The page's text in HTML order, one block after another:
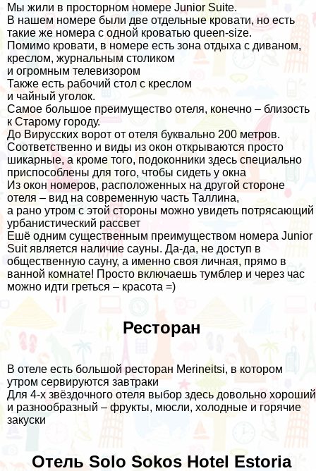
Мы жили в просторном номере Junior Suite.
В нашем номере были две отдельные кровати, но есть
такие же номера с одной кроватью queen-size.
Помимо кровати, в номере есть зона отдыха с диваном,
креслом, журнальным столиком
и огромным телевизором
Также есть рабочий стол с креслом
и чайный уголок.
Самое большое преимущество отеля, конечно – близость
к Старому городу.
До Вирусских ворот от отеля буквально 200 метров.
Соответственно и виды из окон открываются просто
шикарные, а кроме того, подоконники здесь специально
приспособлены для того, чтобы сидеть у окна
Из окон номеров, расположенных на другой стороне
отеля – вид на современную часть Таллина,
а рано утром с этой стороны можно увидеть потрясающий
урбанистический рассвет
Ешё одним существенным преимуществом номера Junior
Suit является наличие сауны. Да-да, не доступ в
общественную сауну, а именно своя личная, прямо в
ванной комнате! Просто включаешь тумблер и через час
можно идти греться – красота =)
Ресторан
В отеле есть большой ресторан Merineitsi, в котором
утром сервируются завтраки
Для 4-х звёздочного отеля выбор здесь довольно хороший
и разнообразный – фрукты, мюсли, холодные и горячие
закуски
Отель Solo Sokos Hotel Estoria